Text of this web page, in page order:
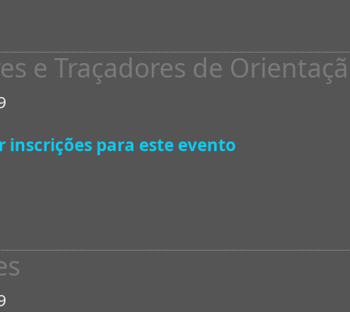
e Traçadores de
inscrições para este evento